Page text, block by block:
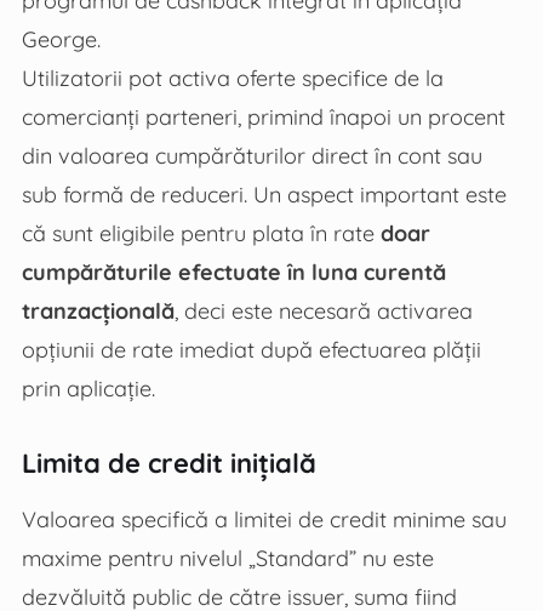
George.
Utilizatorii pot activa oferte specifice de la
comercianți parteneri, primind înapoi un procent
din valoarea cumpărăturilor direct în cont sau
sub formă de reduceri. Un aspect important este
că sunt eligibile pentru plata în rate doar
cumpărăturile efectuate în luna curentă
tranzacțională, deci este necesară activarea
opțiunii de rate imediat după efectuarea plății
prin aplicație.
Limita de credit inițială
Valoarea specifică a limitei de credit minime sau
maxime pentru nivelul „Standard” nu este
dezvăluită public de către issuer, suma fiind